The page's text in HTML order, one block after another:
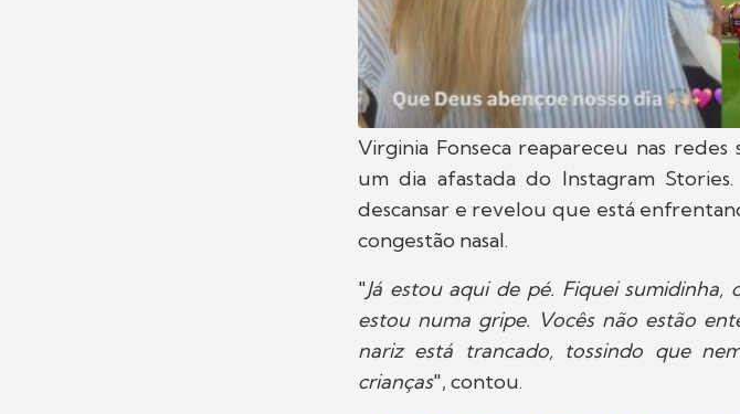
Virginia Fonseca reapareceu nas redes
um dia afastada do Instagram
descansar e revelou que está
congestão nasal.
"Já estou aqui de pé. Fiquei
estou numa gripe. Vocês não estão
nariz está trancado, tossindo que
crianças", contou.